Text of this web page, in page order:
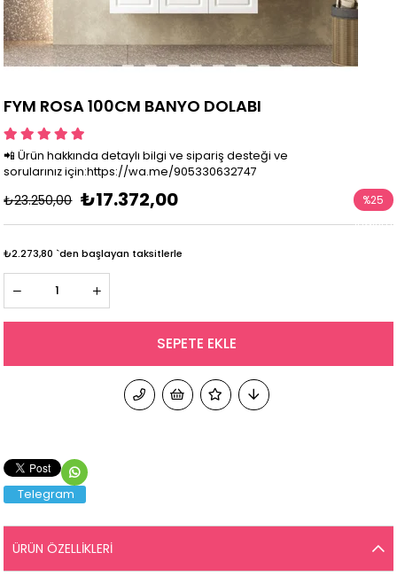
FYM ROSA 100CM BANYO DOLABI
📲 Ürün hakkında detaylı bilgi ve sipariş desteği ve
sorularınız için:https://wa.me/905330632747
₺23.250,00 ₺17.372,00 %25
İndirim
₺2.273,80 `den başlayan taksitlerle
Telegram
ÜRÜN ÖZELLIKLERI